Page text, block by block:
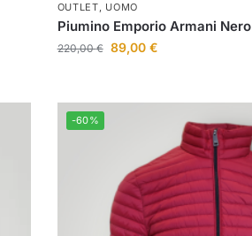
OUTLET, UOMO
Piumino Emporio Armani Nero
220,00€ 89,00 €
-60%